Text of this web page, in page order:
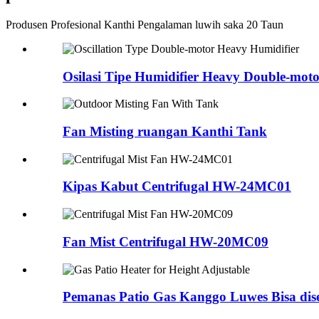
Produsen Profesional Kanthi Pengalaman luwih saka 20 Taun
Osilasi Tipe Humidifier Heavy Double-
Fan Misting ruangan Kanthi Tank
Kipas Kabut Centrifugal HW-24MC01
Fan Mist Centrifugal HW-20MC09
Pemanas Patio Gas Kanggo Luwes Bisa